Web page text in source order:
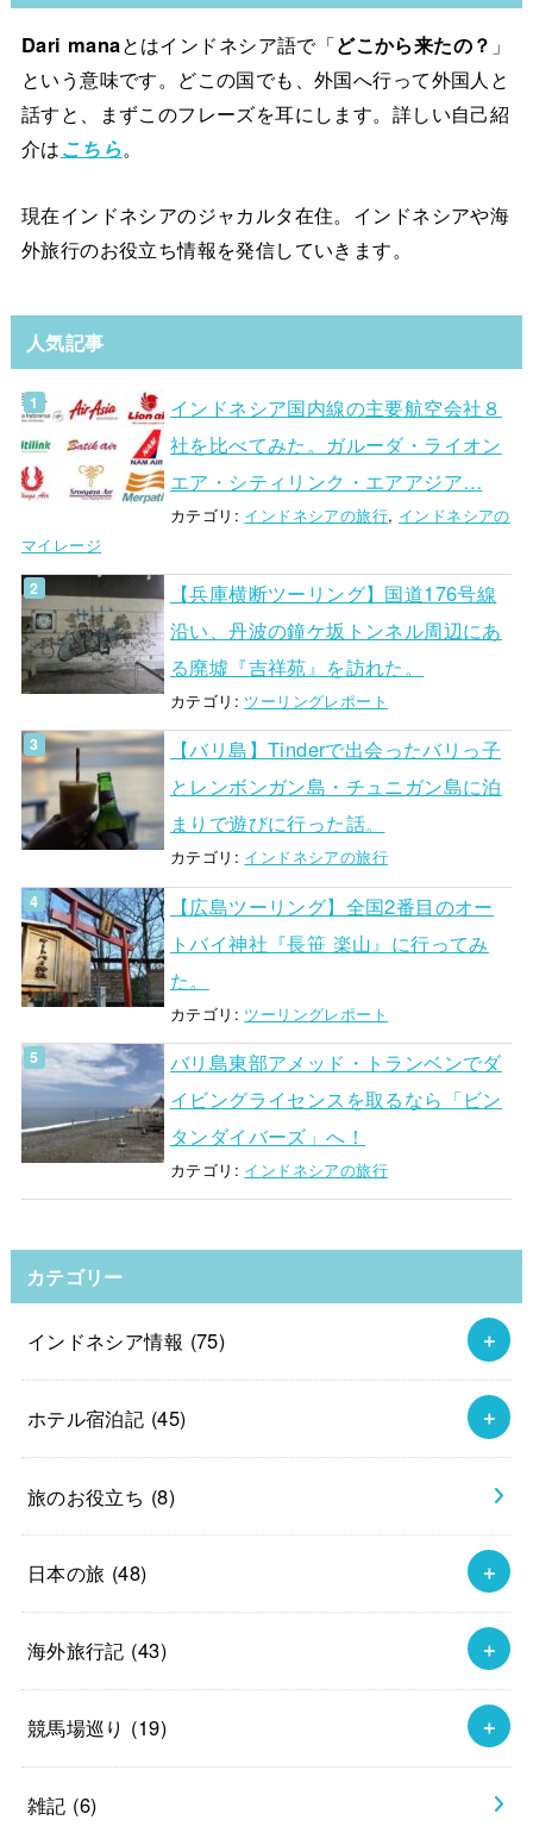
Dari manaとはインドネシア語で「どこから来たの？ 」
という意味です。どこの国でも、外国へ行って外国人と
話すと、まずこのフレーズを耳にします。詳しい自己紹
介はこちら。
現在インドネシアのジャカルタ在住。インドネシアや海
外旅行のお役立ち情報を発信していきます。
人気記事
インドネシア国内線の主要航空会社８
社を比べてみた。ガルーダ・ライオン
エア・シティリンク・エアアジア…
カテゴリ: インドネシアの旅行, インドネシアの
マイレージ
【兵庫横断ツーリング】国道176号線
沿い、丹波の鐘ケ坂トンネル周辺にあ
る廃墟『吉祥苑』を訪れた。
カテゴリ: ツーリングレポート
【バリ島】Tinderで出会ったバリっ子
とレンボンガン島・チュニガン島に泊
まりで遊びに行った話。
カテゴリ: インドネシアの旅行
【広島ツーリング】全国2番目のオー
トバイ神社『長笹 楽山』に行ってみ
た。
カテゴリ: ツーリングレポート
バリ島東部アメッド・トランベンでダ
イビングライセンスを取るなら「ビン
タンダイバーズ」へ！
カテゴリ: インドネシアの旅行
カテゴリー
インドネシア情報 (75)
ホテル宿泊記 (45)
旅のお役立ち (8)
日本の旅 (48)
海外旅行記 (43)
競馬場巡り (19)
雑記 (6)